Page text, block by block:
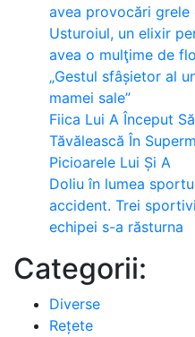
avea provocări grele
Usturoiul, un elixir
avea o mulţime de
„Gestul sfâșietor al
mamei sale”
Fiica Lui A Început
Tăvălească În
Picioarele Lui Și A
Doliu în lumea
accident. Trei
echipei s-a răsturna
Categorii:
Diverse
Rețete